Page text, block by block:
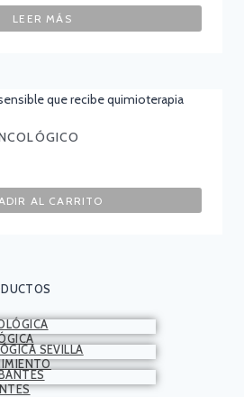
LEER MÁS
AL CARRITO